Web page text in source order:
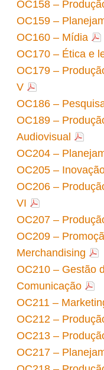
OC158 –
OC159 –
OC160 – Mídia
OC170 – Ética e
OC179 –
V
OC186 –
OC189 –
Audiovisual
OC204 –
OC205 –
OC206 –
VI
OC207 –
OC209 –
Merchandising
OC210 – Gestão
Comunicação
OC211 –
OC212 –
OC213 –
OC217 –